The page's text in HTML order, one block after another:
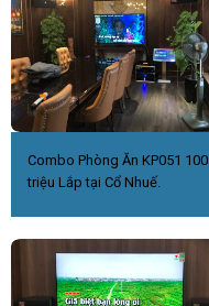
Combo Phòng Ăn KP051 100
triệu Lắp tại Cổ Nhuế.